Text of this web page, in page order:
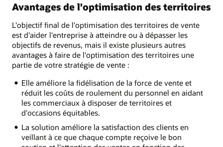
Avantages de l'optimisation des territoires
L'objectif final de l'optimisation des territoires de vente
est d'aider l'entreprise à atteindre ou à dépasser les
objectifs de revenus, mais il existe plusieurs autres
avantages à faire de l'optimisation des territoires une
partie de votre stratégie de vente :
Elle améliore la fidélisation de la force de vente et
réduit les coûts de roulement du personnel en aidant
les commerciaux à disposer de territoires et
d'occasions équitables.
La solution améliore la satisfaction des clients en
veillant à ce que chaque compte reçoive le bon